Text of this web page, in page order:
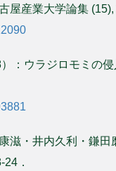
屋産業大学論集 (15),
：ウラジロモミの
滋・井内久利・鎌
．